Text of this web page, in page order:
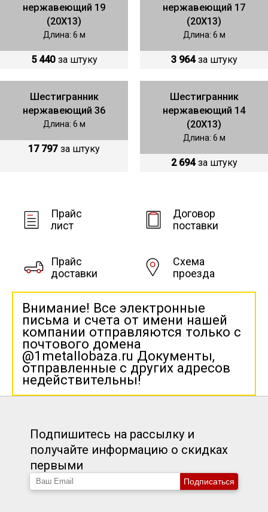
нержавеющий 19
(20Х13)
Длина: 6 м
5 440 за штуку
нержавеющий 17
(20Х13)
Длина: 6 м
3 964 за штуку
Шестигранник
нержавеющий 36
Длина: 6 м
17 797 за штуку
Шестигранник
нержавеющий 14
(20Х13)
Длина: 6 м
2 694 за штуку
Прайс
лист
Договор
поставки
Прайс
доставки
Схема
проезда
Внимание! Все электронные
письма и счета от имени нашей
компании отправляются только с
почтового домена
@1metallobaza.ru Документы,
отправленные с других адресов
недействительны!
Подпишитесь на рассылку и
получайте информацию о скидках
первыми
Подписаться